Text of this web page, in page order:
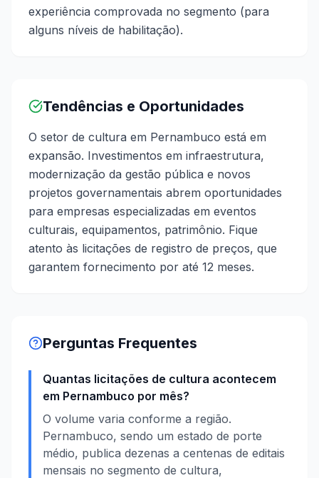
experiência comprovada no segmento (para
alguns níveis de habilitação).
Tendências e Oportunidades
O setor de cultura em Pernambuco está em
expansão. Investimentos em infraestrutura,
modernização da gestão pública e novos
projetos governamentais abrem oportunidades
para empresas especializadas em eventos
culturais, equipamentos, patrimônio. Fique
atento às licitações de registro de preços, que
garantem fornecimento por até 12 meses.
Perguntas Frequentes
Quantas licitações de cultura acontecem
em Pernambuco por mês?
O volume varia conforme a região.
Pernambuco, sendo um estado de porte
médio, publica dezenas a centenas de editais
mensais no segmento de cultura,